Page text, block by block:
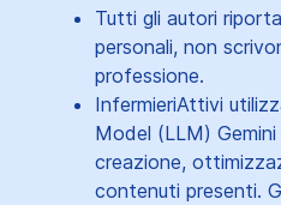
Tutti gli autori
personali, non
professione.
InfermieriAttivi
Model (LLM)
creazione,
contenuti presenti.